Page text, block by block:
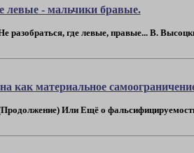
левые - мальчики бравые.
разобраться, где левые, правые... В.
как материальное
Или Ещё о